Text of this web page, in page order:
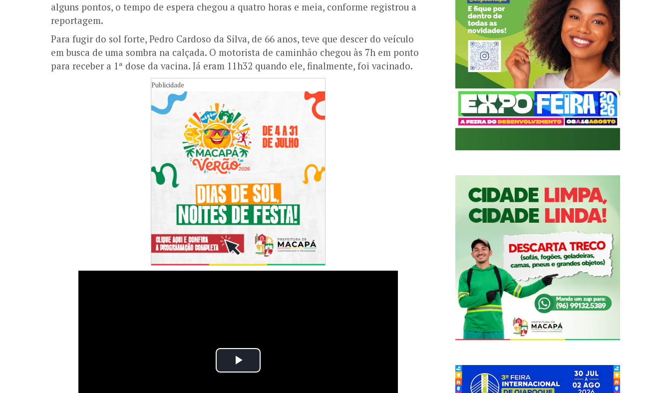
alguns pontos, o tempo de espera chegou a quatro horas e meia, conforme registrou a
reportagem.
Para fugir do sol forte, Pedro Cardoso da Silva, de 66 anos, teve que descer do veículo
em busca de uma sombra na calçada. O motorista de caminhão chegou às 7h em ponto
para receber a 1ª dose da vacina. Já eram 11h32 quando ele, finalmente, foi vacinado.
Publicidade